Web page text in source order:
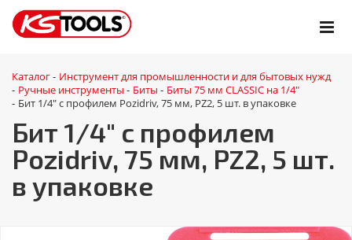
Каталог - Инструмент для промышленности и для бытовых нужд
- Ручные инструменты - Биты - Биты 75 мм CLASSIC на 1/4"
- Бит 1/4" с профилем Pozidriv, 75 мм, PZ2, 5 шт. в упаковке
Бит 1/4" с профилем
Pozidriv, 75 мм, PZ2, 5 шт.
в упаковке